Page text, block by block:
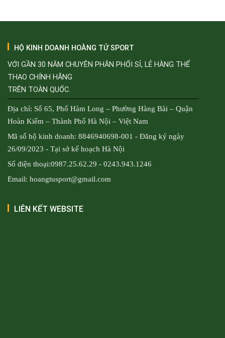
HỘ KINH DOANH HOÀNG TỬ SPORT
VỚI GẦN 30 NĂM CHUYÊN PHÂN PHỐI SỈ, LẺ HÀNG THỂ
THAO CHÍNH HÃNG
TRÊN TOÀN QUỐC.
Địa chỉ: Số 65, Phố Hàm Long – Phường Hàng Bài – Quận
Hoàn Kiếm – Thành Phố Hà Nội – Việt Nam
Mã số hộ kinh doanh: 8846940698-001 - Đăng ký ngày
26/09/2023 - Tại sở kế hoạch Hà Nội
Số điện thoại:0987.25.62.29 - 0243.943.1246
Email: hoangtusport@gmail.com
LIÊN KẾT WEBSITE